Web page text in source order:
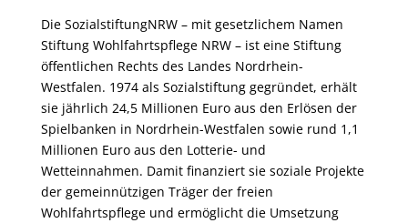
Die SozialstiftungNRW – mit gesetzlichem Namen
Stiftung Wohlfahrtspflege NRW – ist eine Stiftung
öffentlichen Rechts des Landes Nordrhein-
Westfalen. 1974 als Sozialstiftung gegründet, erhält
sie jährlich 24,5 Millionen Euro aus den Erlösen der
Spielbanken in Nordrhein-Westfalen sowie rund 1,1
Millionen Euro aus den Lotterie- und
Wetteinnahmen. Damit finanziert sie soziale Projekte
der gemeinnützigen Träger der freien
Wohlfahrtspflege und ermöglicht die Umsetzung